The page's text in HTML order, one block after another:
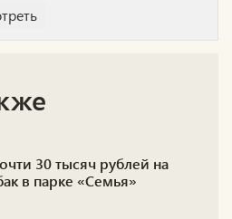
30 тысяч рублей на
в парке «Семья»